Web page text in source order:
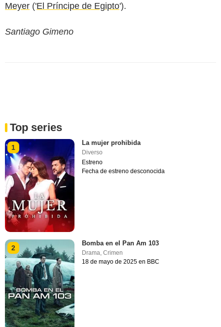
Meyer ('El Príncipe de Egipto').
Santiago Gimeno
Top series
1
La mujer prohibida
Diverso
Estreno
Fecha de estreno desconocida
2
Bomba en el Pan Am 103
Drama,Crimen
18 de mayo de 2025 en BBC